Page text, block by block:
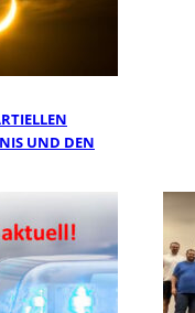
UND DEN